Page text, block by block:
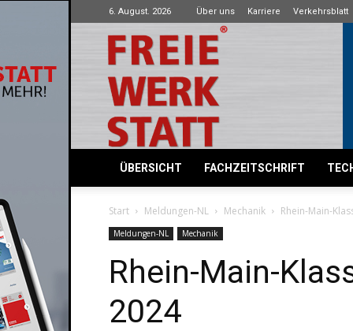
6. August. 2026 Über uns Karriere Verkehrsblatt
Freie
Werkstatt
ÜBERSICHT FACHZEITSCHRIFT
Start Meldungen-NL Mechanik Rhein-Main-
Meldungen-NL Mechanik
Rhein-Main-
2024